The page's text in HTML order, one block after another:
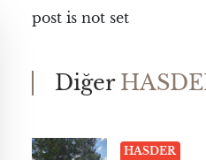
post is not set
Diğer
HASDER